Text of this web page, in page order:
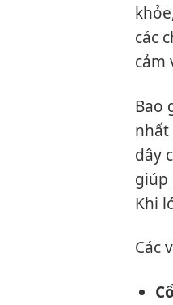
các
cảm
Bao
nhất
dây
giúp
Khi
Các